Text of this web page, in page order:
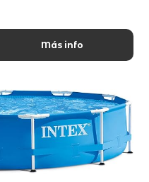
Más info